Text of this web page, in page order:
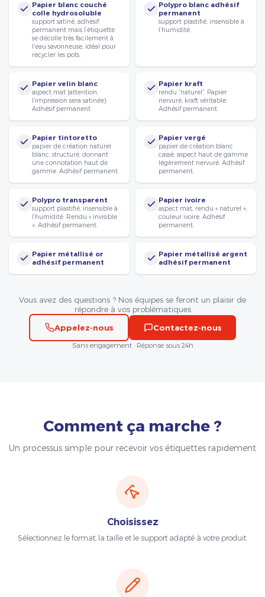
Papier blanc couché
colle hydrosoluble
support satiné, adhésif
permanent mais l’étiquette
se décolle très facilement à
l’eau savonneuse, idéal pour
recycler les pots.
Polypro blanc adhésif
permanent
support plastifié, insensible à
l’humidité.
Papier velin blanc
aspect mat (attention,
l’impression sera satinée).
Adhésif permanent.
Papier kraft
rendu “naturel”. Papier
nervuré, kraft véritable.
Adhésif permanent.
Papier tintoretto
papier de création naturel
blanc, structuré, donnant
une connotation haut de
gamme. Adhésif permanent.
Papier vergé
papier de création blanc
cassé, aspect haut de gamme
légèrement nervuré. Adhésif
permanent.
Polypro transparent
support plastifié, insensible à
l’humidité. Rendu « invisible
». Adhésif permanent.
Papier ivoire
aspect mat, rendu « naturel »,
couleur ivoire. Adhésif
permanent.
Papier métallisé or
adhésif permanent
Papier métallisé argent
adhésif permanent
Vous avez des questions ? Nos équipes se feront un plaisir de
répondre à vos problématiques
Appelez-nous
Contactez-nous
Sans engagement · Réponse sous 24h
Comment ça marche ?
Un processus simple pour recevoir vos étiquettes rapidement
Choisissez
Sélectionnez le format, la taille et le support adapté à votre produit.